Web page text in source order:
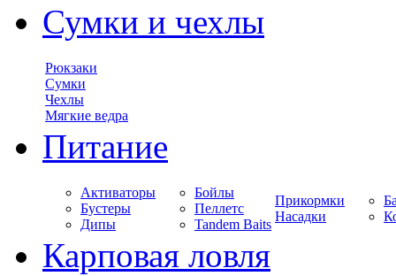
Сумки и чехлы
Рюкзаки
Сумки
Чехлы
Мягкие ведра
Питание
Активаторы
Бустеры
Дипы
Бойлы
Пеллетс
Tandem Baits
Прикормки
Насадки
Карповая ловля